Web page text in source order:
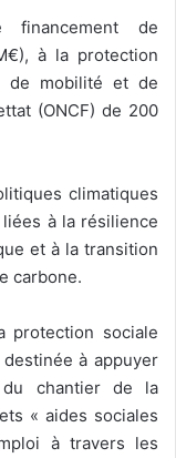
de
à la protection
de mobilité et de
(ONCF) de 200
climatiques
à la résilience
et à la transition
carbone.
protection sociale
à appuyer
du chantier de la
« aides sociales
à travers les